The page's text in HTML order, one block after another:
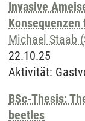
Invasive
Michael Staab
22.10.25
Aktivität:
BSc-Thesis:
beetles